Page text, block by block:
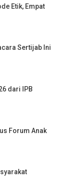
Etik, Empat
Sertijab Ini
dari IPB
Forum Anak